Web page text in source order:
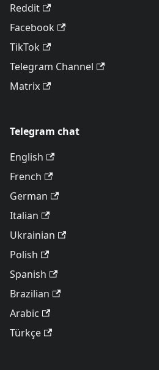
Reddit
Facebook
TikTok
Telegram Channel
Matrix
Telegram chat
English
French
German
Italian
Ukrainian
Polish
Spanish
Brazilian
Arabic
Türkçe